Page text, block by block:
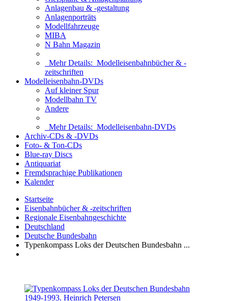
Anlagenbau & -gestaltung
Anlagenporträts
Modellfahrzeuge
MIBA
N Bahn Magazin
Mehr Details: Modelleisenbahnbücher & -
zeitschriften
Modelleisenbahn-DVDs
Auf kleiner Spur
Modellbahn TV
Andere
Mehr Details: Modelleisenbahn-DVDs
Archiv-CDs & -DVDs
Foto- & Ton-CDs
Blue-ray Discs
Antiquariat
Fremdsprachige Publikationen
Kalender
Startseite
Eisenbahnbücher & -zeitschriften
Regionale Eisenbahngeschichte
Deutschland
Deutsche Bundesbahn
Typenkompass Loks der Deutschen Bundesbahn ...